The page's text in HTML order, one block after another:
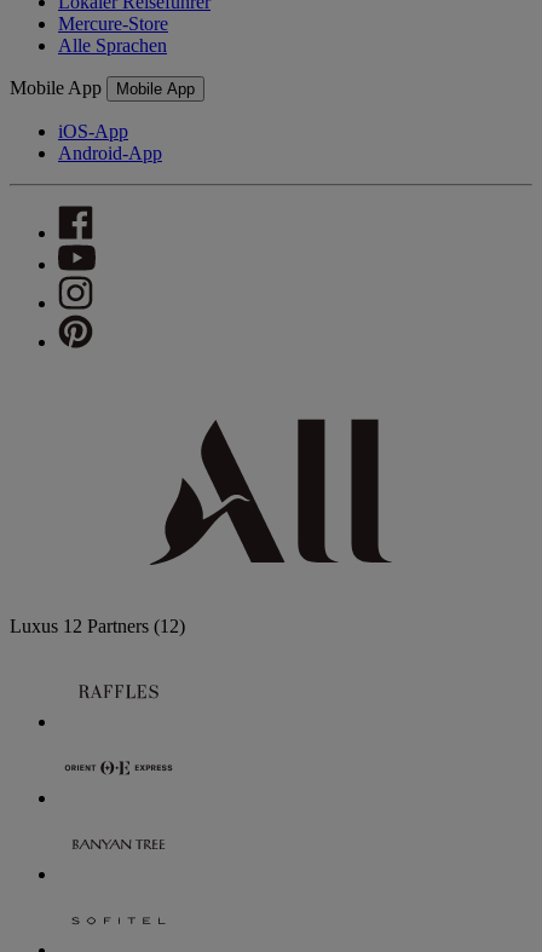
Mercure-Store
Alle Sprachen
Mobile App Mobile App
iOS-App
Android-App
Luxus 12 Partners (12)